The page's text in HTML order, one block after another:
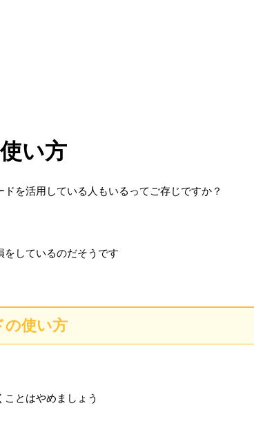
い方
を活用している人もいるってご存じですか？
をしているのだそうです
の使い方
とはやめましょう